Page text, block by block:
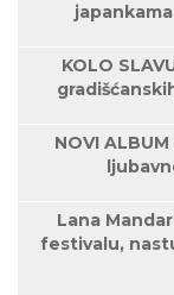
KOLO
NOVI
Lana
festivalu,